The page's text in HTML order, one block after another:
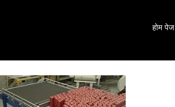
होम पेज